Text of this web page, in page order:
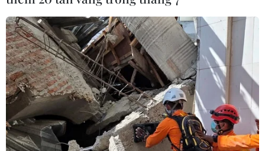
chi trả nên đã bỏ trốn từ năm 2017.